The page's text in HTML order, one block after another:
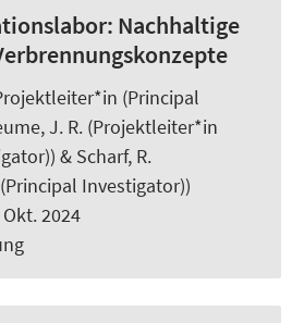
Nachhaltige
(Principal
J. R. (Projektleiter*in
& Scharf, R.
Investigator))
2024